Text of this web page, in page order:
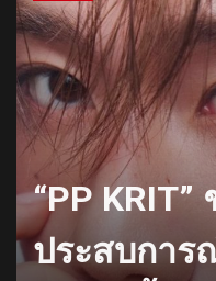
“PP KRIT”
ประสบกา